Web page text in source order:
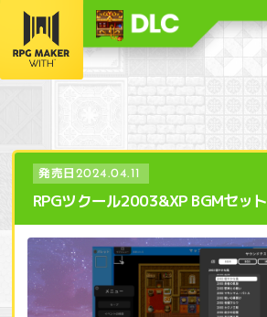
発売日2024.04.11
RPGツクール2003&XP BGMセット